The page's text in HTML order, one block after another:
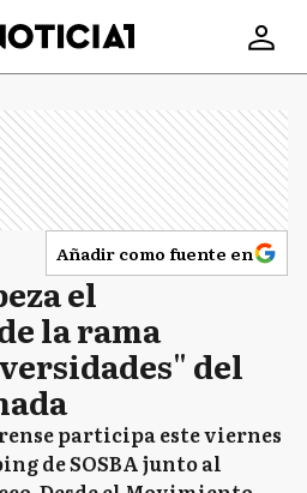
Añadir como fuente en
el
la rama
del
participa este viernes
de SOSBA junto al